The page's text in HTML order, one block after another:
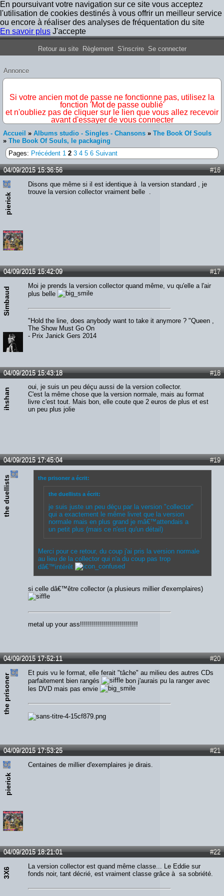
En poursuivant votre navigation sur ce site vous acceptez
l'utilisation de cookies destinés à vous offrir un meilleur service
ou encore à réaliser des analyses de fréquentation du site
En savoir plus J'accepte
Forum Iron Maiden France
Retour au site Règlement S'inscrire Se connecter
Annonce
Si votre ancien mot de passe ne fonctionne pas, utilisez la
fonction 'Mot de passe oublié'
et n'oubliez pas de cliquer sur le lien que vous allez recevoir
avant d'essayer de vous connecter
Accueil » Albums studio - Singles - Chansons » The Book Of Souls
» The Book Of Souls, le packaging
Pages: Précédent 1 2 3 4 5 6 Suivant
#16
04/09/2015 15:36:56
pierick
Disons que même si il est identique à la version standard , je
trouve la version collector vraiment belle .
#17
04/09/2015 15:42:09
Simbaud
Moi je prends la version collector quand même, vu qu'elle a l'air
plus belle
"Hold the line, does anybody want to take it anymore ? "Queen ,
The Show Must Go On
- Prix Janick Gers 2014
#18
04/09/2015 15:43:18
ihshan
oui, je suis un peu déçu aussi de la version collector.
C'est la même chose que la version normale, mais au format
livre c'est tout. Mais bon, elle coute que 2 euros de plus et est
un peu plus jolie
#19
04/09/2015 17:45:04
the duellists the prisoner a écrit:
the duellists a écrit:
je suis juste un peu déçu par la version "collector"
qui a exactement le même livret que la version
normale mais en plus grand je mâ€™attendais a
un petit plus (mais ce n'est qu'un détail)
Merci pour ce retour, du coup j'ai pris la version normale
au lieu de la collector qui n'a du coup pas trop
dâ€™intérêt
si celle dâ€™être collector (a plusieurs millier d'exemplaires)
metal up your ass!!!!!!!!!!!!!!!!!!!!!!!!!!!!!
#20
04/09/2015 17:52:11
the prisoner
Et puis vu le format, elle ferait "tâche" au milieu des autres CDs
parfaitement bien rangés
bon j'aurais pu la ranger avec
les DVD mais pas envie
#21
04/09/2015 17:53:25
pierick
Centaines de millier d'exemplaires je dirais.
#22
04/09/2015 18:21:01
3X6
La version collector est quand même classe... Le Eddie sur
fonds noir, tant décrié, est vraiment classe grâce à sa sobriété.